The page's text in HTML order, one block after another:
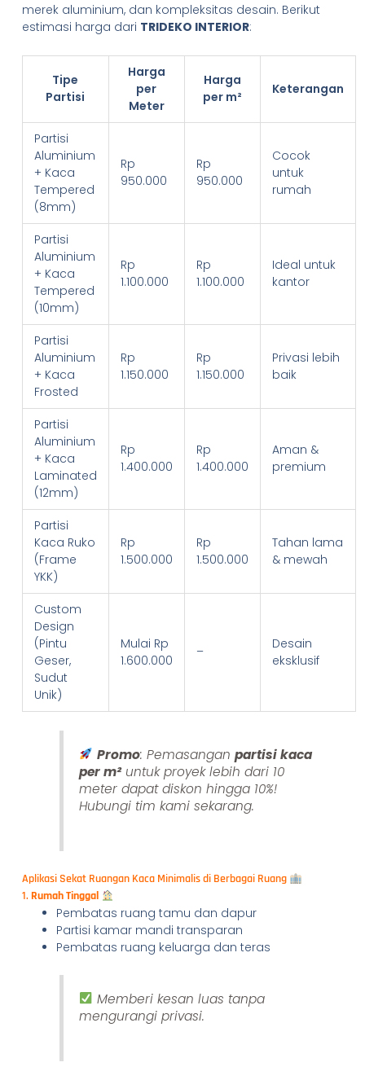
merek aluminium, dan kompleksitas desain. Berikut
estimasi harga dari TRIDEKO INTERIOR:
Tipe
Partisi
Harga
per
Meter
Harga
per m²
Keterangan
Partisi
Aluminium
+ Kaca
Tempered
(8mm)
Rp
950.000
Rp
950.000
Cocok
untuk
rumah
Partisi
Aluminium
+ Kaca
Tempered
(10mm)
Rp
1.100.000
Rp
1.100.000
Ideal untuk
kantor
Partisi
Aluminium
+ Kaca
Frosted
Rp
1.150.000
Rp
1.150.000
Privasi lebih
baik
Partisi
Aluminium
+ Kaca
Laminated
(12mm)
Rp
1.400.000
Rp
1.400.000
Aman &
premium
Partisi
Kaca Ruko
(Frame
YKK)
Rp
1.500.000
Rp
1.500.000
Tahan lama
& mewah
Custom
Design
(Pintu
Geser,
Sudut
Unik)
Mulai Rp
1.600.000
–
Desain
eksklusif
Promo: Pemasanganpartisi kaca
per m²untuk proyek lebih dari 10
meter dapat diskon hingga 10%!
Hubungi tim kami sekarang.
Aplikasi Sekat Ruangan Kaca Minimalis di Berbagai Ruang
1. Rumah Tinggal
Pembatas ruang tamu dan dapur
Partisi kamar mandi transparan
Pembatas ruang keluarga dan teras
Memberi kesan luas tanpa
mengurangi privasi.